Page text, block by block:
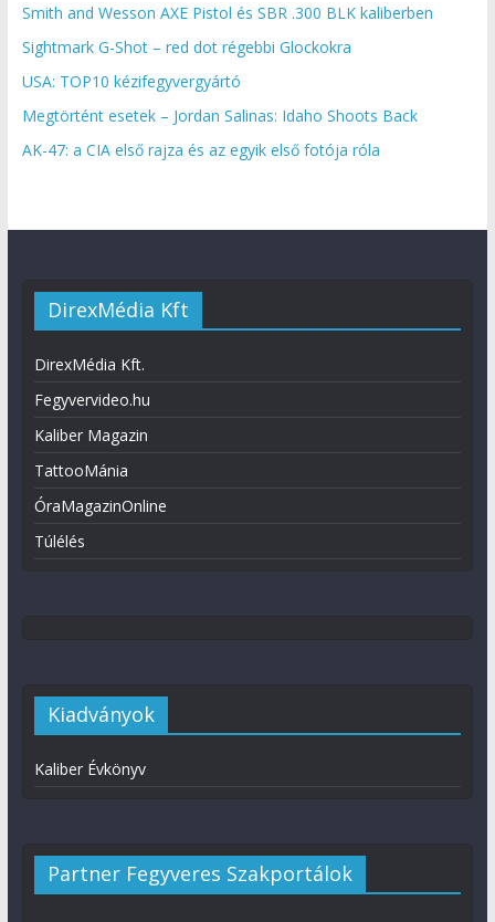
Smith and Wesson AXE Pistol és SBR .300 BLK kaliberben
Sightmark G-Shot – red dot régebbi Glockokra
USA: TOP10 kézifegyvergyártó
Megtörtént esetek – Jordan Salinas: Idaho Shoots Back
AK-47: a CIA első rajza és az egyik első fotója róla
DirexMédia Kft
DirexMédia Kft.
Fegyvervideo.hu
Kaliber Magazin
TattooMánia
ÓraMagazinOnline
Túlélés
Kiadványok
Kaliber Évkönyv
Partner Fegyveres Szakportálok